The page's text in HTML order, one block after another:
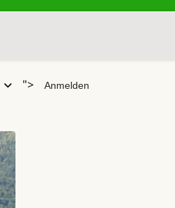
"> Anmelden